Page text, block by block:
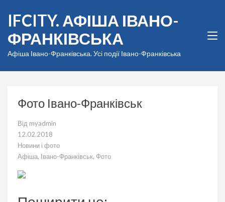
вмісту
(натисніть
Enter)
IFCITY. АФІША ІВАНО-
ФРАНКІВСЬКА
Афіша Івано-Франківська. Усі події Івано-Франківська
Фото Івано-Франківськ
Від myadmin
12.02.2018
Новини і фото
Афіша, Івано-Франківськ, Фото